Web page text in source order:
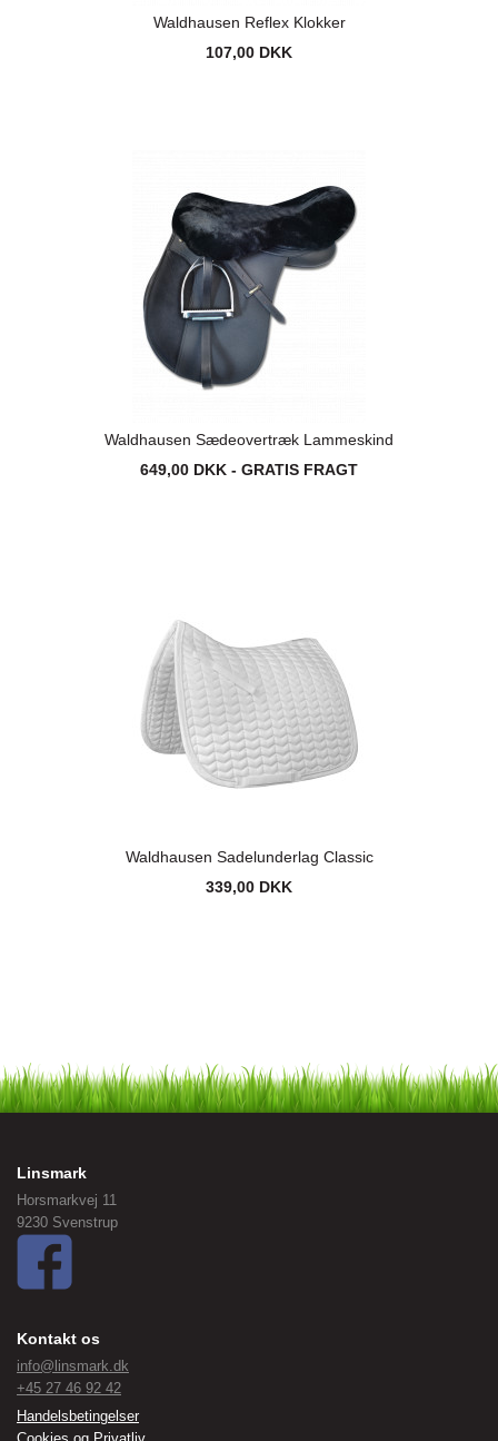
Waldhausen Reflex Klokker
107,00 DKK
Waldhausen Sædeovertræk Lammeskind
649,00 DKK - GRATIS FRAGT
Waldhausen Sadelunderlag Classic
339,00 DKK
Linsmark
Horsmarkvej 11
9230 Svenstrup
Kontakt os
info@linsmark.dk
+45 27 46 92 42
Handelsbetingelser